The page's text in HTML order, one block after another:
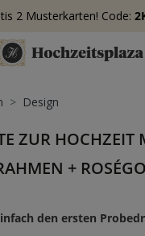
2 Musterkarten! Code:
Design
ZUR HOCHZEIT
+
den ersten